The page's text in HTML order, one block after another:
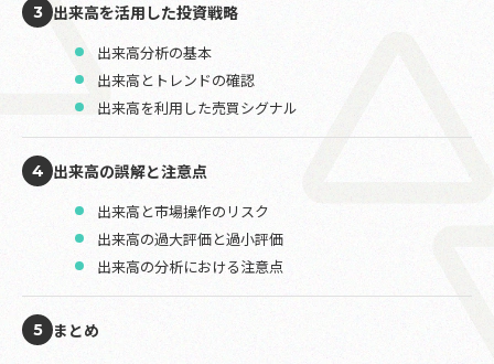
3 出来高を活用した投資戦略
出来高分析の基本
出来高とトレンドの確認
出来高を利用した売買シグナル
4 出来高の誤解と注意点
出来高と市場操作のリスク
出来高の過大評価と過小評価
出来高の分析における注意点
5 まとめ